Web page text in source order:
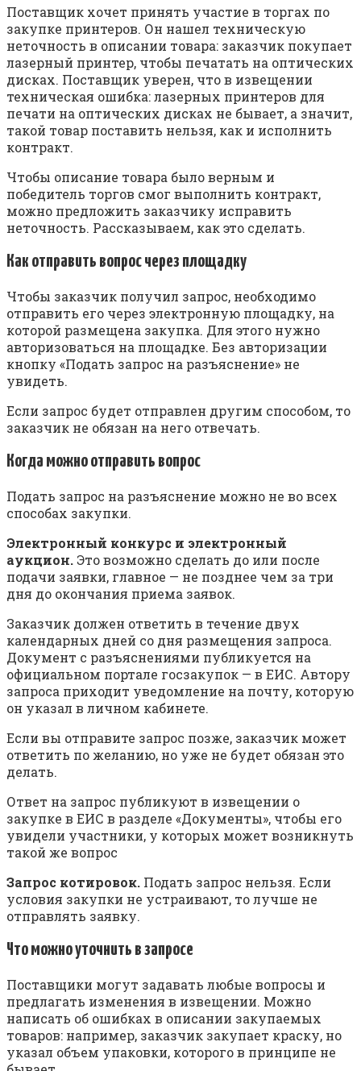
Поставщик хочет принять участие в торгах по
закупке принтеров. Он нашел техническую
неточность в описании товара: заказчик покупает
лазерный принтер, чтобы печатать на оптических
дисках. Поставщик уверен, что в извещении
техническая ошибка: лазерных принтеров для
печати на оптических дисках не бывает, а значит,
такой товар поставить нельзя, как и исполнить
контракт.
Чтобы описание товара было верным и
победитель торгов смог выполнить контракт,
можно предложить заказчику исправить
неточность. Рассказываем, как это сделать.
Как отправить вопрос через площадку
Чтобы заказчик получил запрос, необходимо
отправить его через электронную площадку, на
которой размещена закупка. Для этого нужно
авторизоваться на площадке. Без авторизации
кнопку «Подать запрос на разъяснение» не
увидеть.
Если запрос будет отправлен другим способом, то
заказчик не обязан на него отвечать.
Когда можно отправить вопрос
Подать запрос на разъяснение можно не во всех
способах закупки.
Электронный конкурс и электронный
аукцион. Это возможно сделать до или после
подачи заявки, главное — не позднее чем за три
дня до окончания приема заявок.
Заказчик должен ответить в течение двух
календарных дней со дня размещения запроса.
Документ с разъяснениями публикуется на
официальном портале госзакупок — в ЕИС. Автору
запроса приходит уведомление на почту, которую
он указал в личном кабинете.
Если вы отправите запрос позже, заказчик может
ответить по желанию, но уже не будет обязан это
делать.
Ответ на запрос публикуют в извещении о
закупке в ЕИС в разделе «Документы», чтобы его
увидели участники, у которых может возникнуть
такой же вопрос
Запрос котировок. Подать запрос нельзя. Если
условия закупки не устраивают, то лучше не
отправлять заявку.
Что можно уточнить в запросе
Поставщики могут задавать любые вопросы и
предлагать изменения в извещении. Можно
написать об ошибках в описании закупаемых
товаров: например, заказчик закупает краску, но
указал объем упаковки, которого в принципе не